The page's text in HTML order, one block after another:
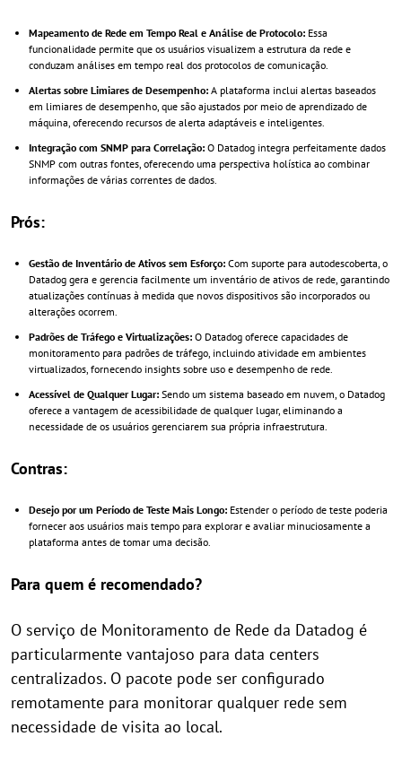
Mapeamento de Rede em Tempo Real e Análise de Protocolo: Essa
funcionalidade permite que os usuários visualizem a estrutura da rede e
conduzam análises em tempo real dos protocolos de comunicação.
Alertas sobre Limiares de Desempenho: A plataforma inclui alertas baseados
em limiares de desempenho, que são ajustados por meio de aprendizado de
máquina, oferecendo recursos de alerta adaptáveis e inteligentes.
Integração com SNMP para Correlação: O Datadog integra perfeitamente dados
SNMP com outras fontes, oferecendo uma perspectiva holística ao combinar
informações de várias correntes de dados.
Prós:
Gestão de Inventário de Ativos sem Esforço: Com suporte para autodescoberta, o
Datadog gera e gerencia facilmente um inventário de ativos de rede, garantindo
atualizações contínuas à medida que novos dispositivos são incorporados ou
alterações ocorrem.
Padrões de Tráfego e Virtualizações: O Datadog oferece capacidades de
monitoramento para padrões de tráfego, incluindo atividade em ambientes
virtualizados, fornecendo insights sobre uso e desempenho de rede.
Acessível de Qualquer Lugar: Sendo um sistema baseado em nuvem, o Datadog
oferece a vantagem de acessibilidade de qualquer lugar, eliminando a
necessidade de os usuários gerenciarem sua própria infraestrutura.
Contras:
Desejo por um Período de Teste Mais Longo: Estender o período de teste poderia
fornecer aos usuários mais tempo para explorar e avaliar minuciosamente a
plataforma antes de tomar uma decisão.
Para quem é recomendado?
O serviço de Monitoramento de Rede da Datadog é
particularmente vantajoso para data centers
centralizados. O pacote pode ser configurado
remotamente para monitorar qualquer rede sem
necessidade de visita ao local.